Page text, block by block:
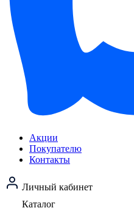
Акции
Покупателю
Контакты
Личный кабинет
Каталог